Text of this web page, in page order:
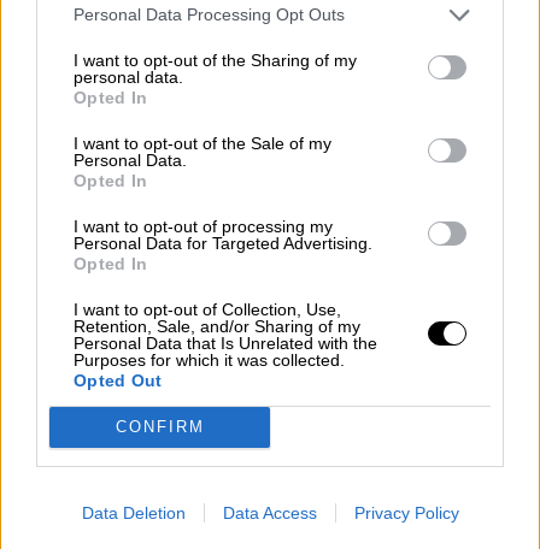
Personal Data Processing Opt Outs
I want to opt-out of the Sharing of my
personal data.
Opted In
I want to opt-out of the Sale of my
Personal Data.
Opted In
I want to opt-out of processing my
Personal Data for Targeted Advertising.
Opted In
I want to opt-out of Collection, Use,
Retention, Sale, and/or Sharing of my
Personal Data that Is Unrelated with the
Purposes for which it was collected.
Opted Out
CONFIRM
Data Deletion Data Access Privacy Policy
SEGMENTO VENEZUELA | Primer
análisis
Los políticos, al diván